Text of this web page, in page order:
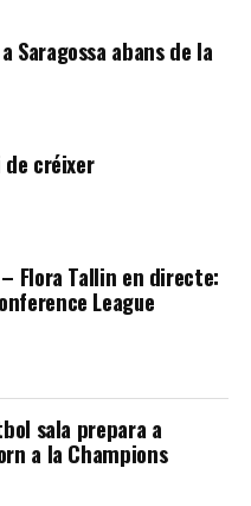
Saragossa abans de la
de créixer
Flora Tallin en directe:
League
sala prepara a
a la Champions